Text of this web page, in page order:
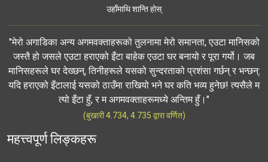
उहाँमाथि शान्ति होस्
"मेरो अगाडिका अन्य अगमवक्ताहरूको तुलनामा मेरो समानता, एउटा मानिसको
जस्तै हो जसले एउटा हराएको इँटा बाहेक एउटा घर बनायो र पूरा गर्यो। जब
मानिसहरूले घर देख्छन्, तिनीहरूले यसको सुन्दरताको प्रशंसा गर्छन् र भन्छन्:
यदि हराएको इँटालाई यसको ठाउँमा राखियो भने घर कति भव्य हुनेछ! त्यसैले म
त्यो इँटा हुँ, र म अगमवक्ताहरूमध्ये अन्तिम हुँ।"
(बुखारी 4.734, 4.735 द्वारा वर्णित)
महत्त्वपूर्ण लिङ्कहरू